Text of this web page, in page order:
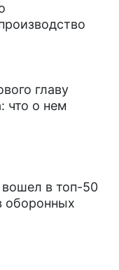
главу
что о нем
в топ-50
оборонных